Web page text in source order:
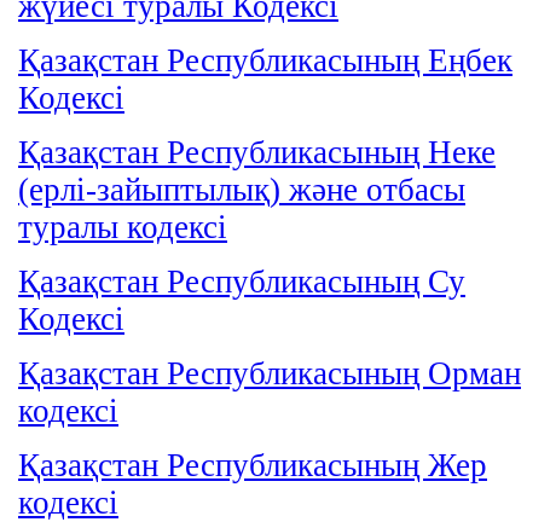
Қазақстан Республикасының Еңбек
Кодексі
Қазақстан Республикасының Неке
(ерлі-зайыптылық) және отбасы
туралы кодексі
Қазақстан Республикасының Су
Кодексі
Қазақстан Республикасының Орман
кодексі
Қазақстан Республикасының Жер
кодексі